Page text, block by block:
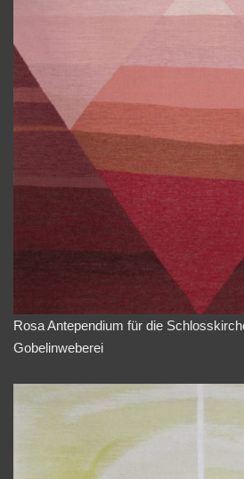
Rosa Antependium für die
Gobelinweberei